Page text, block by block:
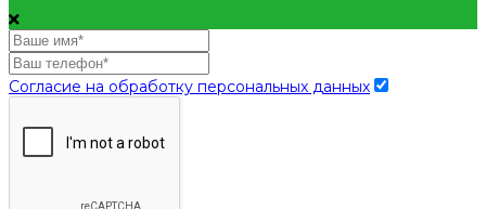
Согласие на обработку персональных данных